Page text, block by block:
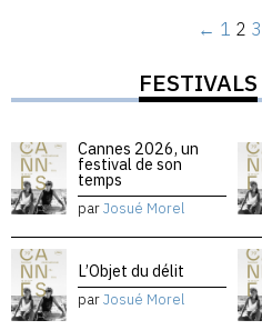
← 1 2 3
FESTIVALS
Cannes 2026, un
festival de son
temps
parJosué Morel
L’Objet du délit
parJosué Morel